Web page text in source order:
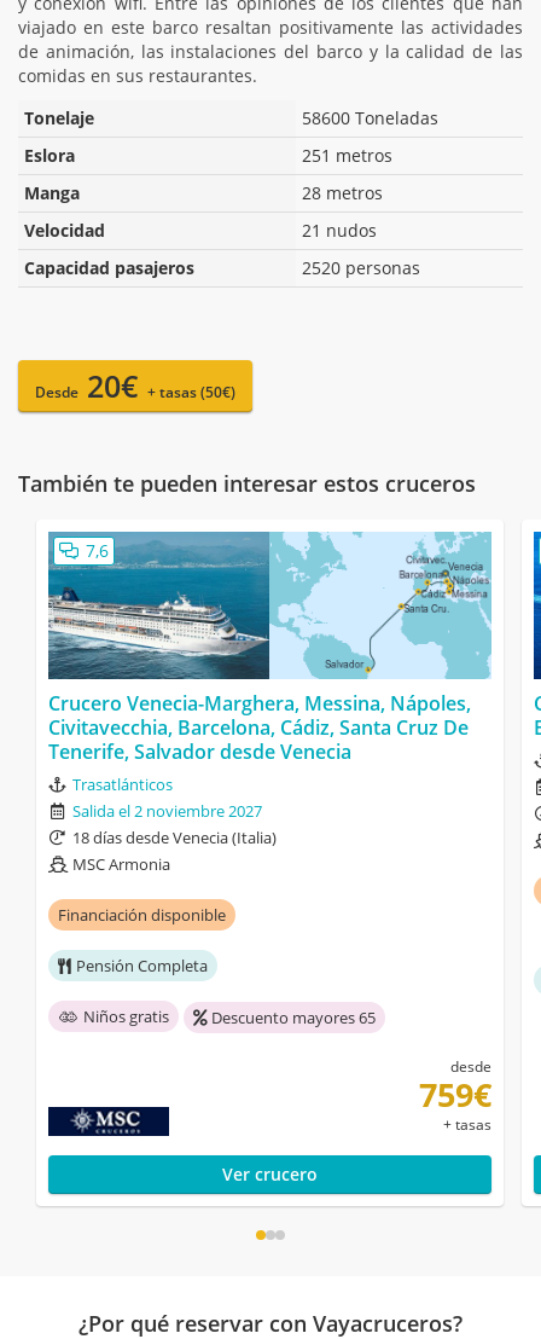
viajado en este barco resaltan positivamente las actividades
de animación, las instalaciones del barco y la calidad de las
comidas en sus restaurantes.
Tonelaje
58600 Toneladas
Eslora
251 metros
Manga
28 metros
Velocidad
21 nudos
Capacidad pasajeros
2520 personas
Desde 20€ + tasas (50€)
También te pueden interesar estos cruceros
7,6
Crucero Venecia-Marghera, Messina, Nápoles,
Civitavecchia, Barcelona, Cádiz, Santa Cruz De
Tenerife, Salvador desde Venecia
Trasatlánticos
Salida el 2 noviembre 2027
18 días desde Venecia (Italia)
MSC Armonia
Financiación disponible
Pensión Completa
Niños gratis Descuento mayores 65
desde
759€
+ tasas
Ver crucero
¿Por qué reservar con Vayacruceros?